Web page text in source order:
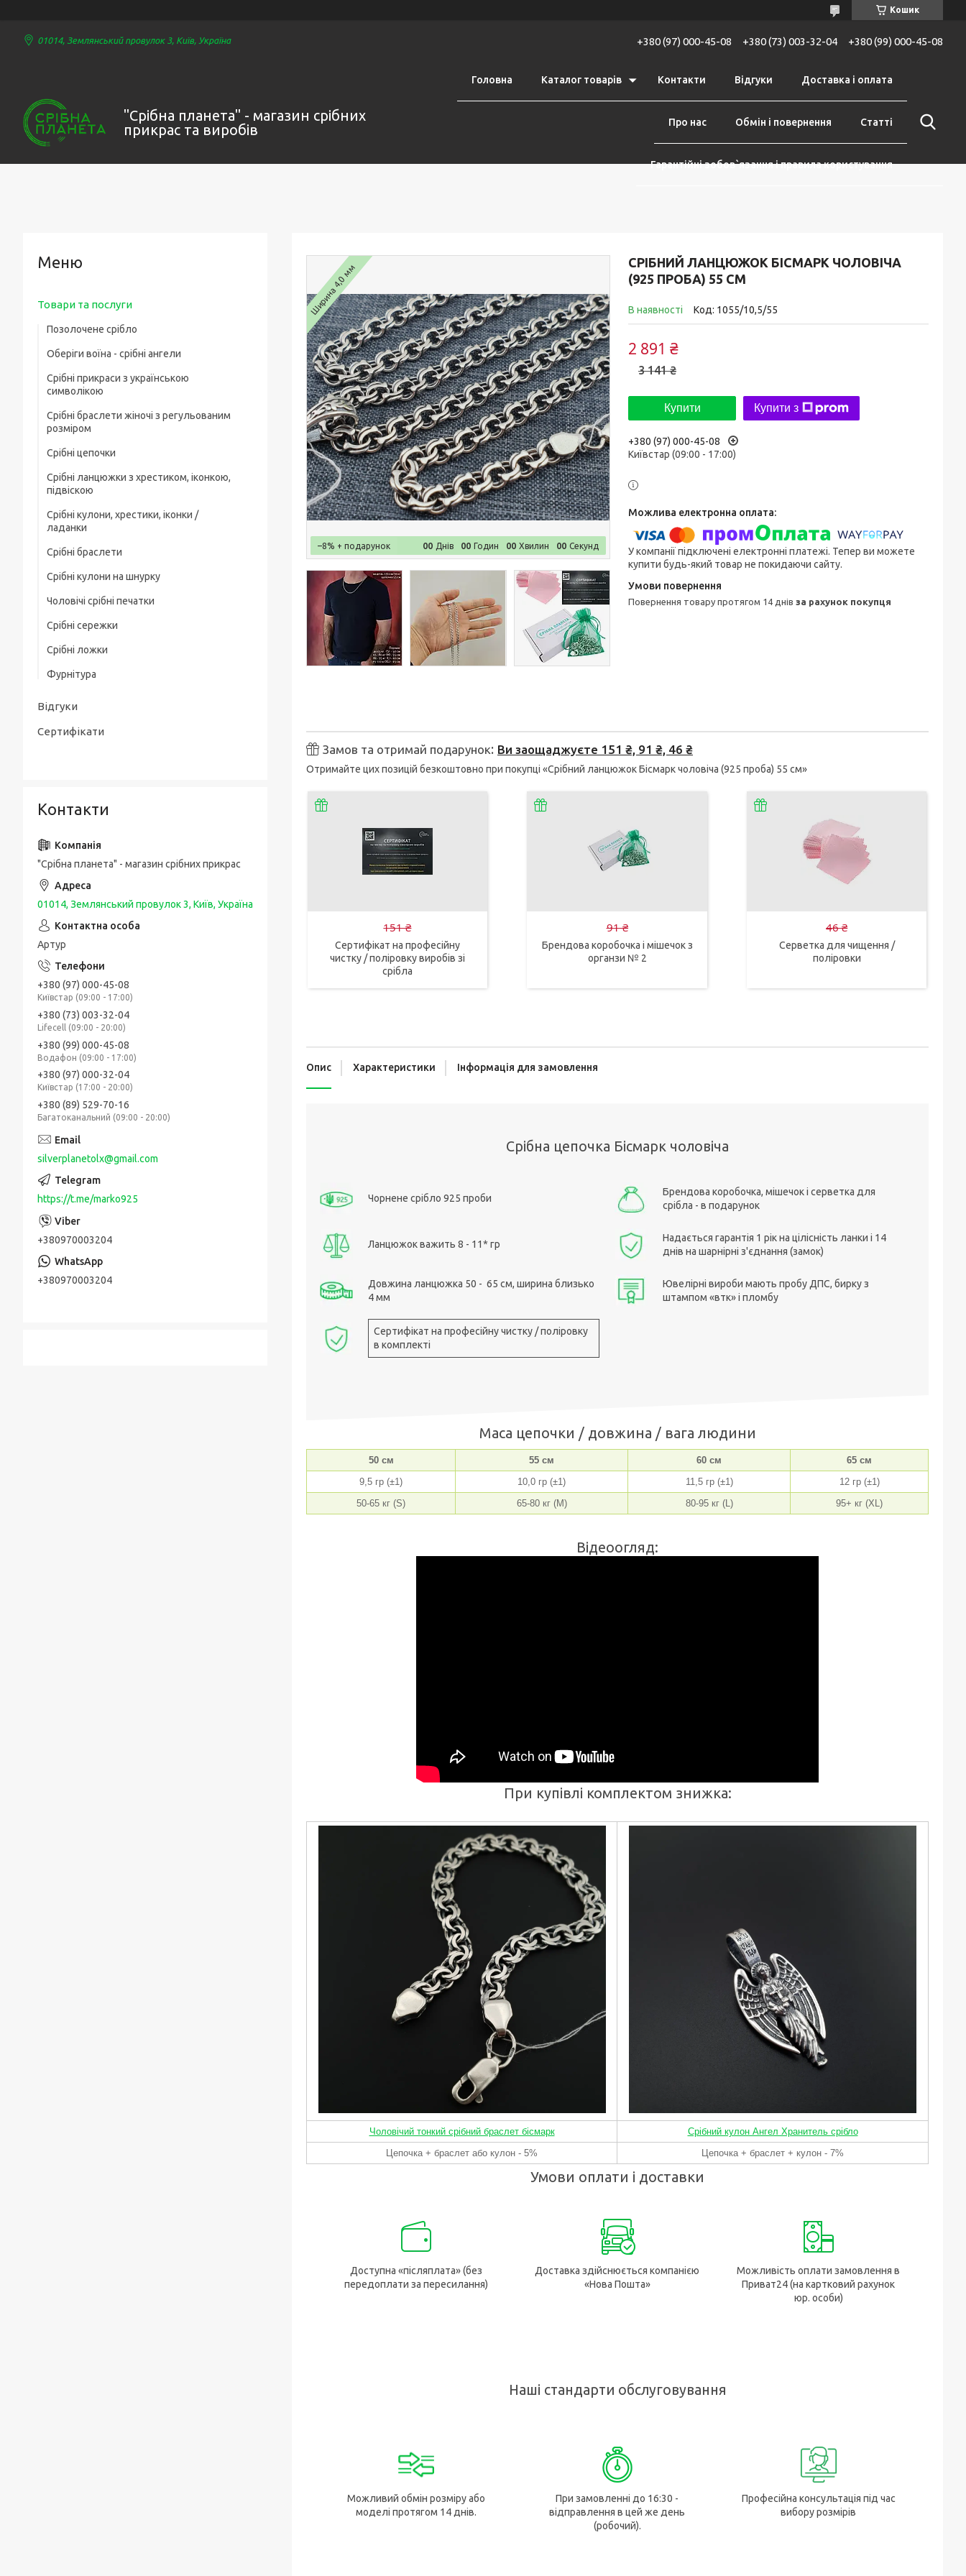
Кошик
01014, Землянський провулок 3, Київ, Україна +380 (97) 000-45-08 +380 (73) 003-32-04 +380 (99) 000-45-08
"Срібна планета" - магазин срібних
прикрас та виробів
Головна Каталог товарів Контакти Відгуки Доставка і оплата
Про нас Обмін і повернення Статті
Гарантійні зобов`язання і правила користування
СРІБНИЙ ЛАНЦЮЖОК БІСМАРК ЧОЛОВІЧА
(925 ПРОБА) 55 СМ
В наявності Код: 1055/10,5/55
3 141 ₴
2 891 ₴
Купити Купити з
+380 (97) 000-45-08
Київстар (09:00 - 17:00)
У компанії підключені електронні платежі. Тепер ви можете
купити будь-який товар не покидаючи сайту.
повернення товару протягом 14 днів за рахунок покупця
Ширина 4,0 мм
–8% 00 Днів 00 Годин 00 Хвилин 00 Секунд
Замов та отримай подарунок Ви заощаджуєте 151 ₴, 91 ₴, 46 ₴
Отримайте цих позицій безкоштовно при покупці «Срібний ланцюжок Бісмарк чоловіча (925 проба) 55 см»
151 ₴
Сертифікат на професійну
чистку / поліровку виробів зі
срібла
91 ₴
Брендова коробочка і мішечок з
органзи № 2
46 ₴
Серветка для чищення /
поліровки
Опис Характеристики Інформація для замовлення
Срібна цепочка Бісмарк чоловіча
Чорнене срібло 925 проби
Ланцюжок важить 8 - 11* гр
Довжина ланцюжка 50 - 65 см, ширина близько
4 мм
Сертифікат на професійну чистку / поліровку
в комплекті
Брендова коробочка, мішечок і серветка для
срібла - в подарунок
Надається гарантія 1 рік на цілісність ланки і 14
днів на шарнірні з'єднання (замок)
Ювелірні вироби мають пробу ДПС, бирку з
штампом «втк» і пломбу
Маса цепочки / довжина / вага людини
50 см 55 см 60 см
65 см
9,5 гр (±1)
10,0 гр (±1) 11,5 гр (±1)
12 гр (±1)
50-65 кг (S)
65-80 кг (M) 80-95 кг (L) 95+ кг (XL)
Відеоогляд:
При купівлі комплектом знижка:
Чоловічий тонкий срібний браслет бісмарк
Срібний кулон Ангел Хранитель срібло
Цепочка + браслет або кулон - 5%
Цепочка + браслет + кулон - 7%
Умови оплати і доставки
Доступна «післяплата» (без
передоплати за пересилання)
Доставка здійснюється компанією
«Нова Пошта»
Можливість оплати замовлення в
Приват24 (на картковий рахунок
юр. особи)
Наші стандарти обслуговування
Можливий обмін розміру або
моделі протягом 14 днів.
При замовленні до 16:30 -
відправлення в цей же день
(робочий).
Професійна консультація під час
вибору розмірів
Товари та послуги
Позолочене срібло
Оберіги воїна - срібні ангели
Срібні прикраси з українською
символікою
Срібні браслети жіночі з регульованим
розміром
Срібні цепочки
Чоловічі срібні цепочки
Ювелірний шнурок зі срібним замком
Жіночі цепочки срібні
Товсті срібні ланцюжки
Дитячі срібні цепочки
Срібні ланцюжки з хрестиком, іконкою,
підвіскою
Срібні цепочки з хрестиком
чи іконкою (ладанкою)
Срібні ланцюжки з кулонами / підвісками
Срібні кулони, хрестики, іконки /
ладанки
Срібні хрестики
Срібні підвіски
Срібні іконки / ладанки
Срібні браслети
Чоловічі срібні браслети
Жіночі срібні браслети
Позолочені срібні браслети
Товсті срібні браслети
Чоловічі срібні браслети з золотом
Шовкові браслети з срібними вставками
Срібні кулони на шнурку
Чоловічі срібні печатки
Чоловічі срібні печатки з чорним
золотою накладкою
Срібні каблучки спаси і збережи
Срібні сережки
Срібні ложки
Фурнітура
Відгуки
Сертифікати
Контакти
"Срібна планета" - магазин срібних прикрас
01014, Землянський провулок 3, Київ, Україна
Артур
+380 (97) 000-45-08
Київстар (09:00 - 17:00)
+380 (73) 003-32-04
Lifecell (09:00 - 20:00)
+380 (99) 000-45-08
Водафон (09:00 - 17:00)
+380 (97) 000-32-04
Київстар (17:00 - 20:00)
+380 (89) 529-70-16
Багатоканальний (09:00 - 20:00)
silverplanetolx@gmail.com
https://t.me/marko925
+380970003204
+380970003204